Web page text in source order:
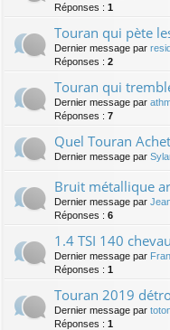
Réponses : 1
Touran qui pète
Dernier message par
Réponses : 2
Touran qui
Dernier message par
Réponses : 7
Quel Touran
Dernier message par
Bruit métallique
Dernier message par
Réponses : 6
1.4 TSI 140
Dernier message par
Réponses : 1
Touran 2019
Dernier message par
Réponses : 1